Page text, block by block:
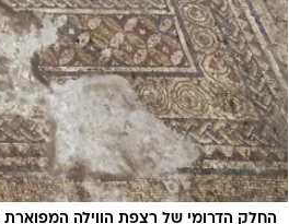
החלק הדרומי של רצפת הווילה המפוארת